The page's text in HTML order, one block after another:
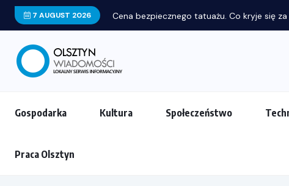
7 AUGUST 2026
Gospodarka Kultura Społeczeństwo
Praca Olsztyn